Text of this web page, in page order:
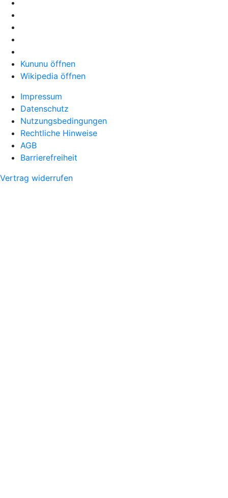
Kununu öffnen
Wikipedia öffnen
Impressum
Datenschutz
Nutzungsbedingungen
Rechtliche Hinweise
AGB
Barrierefreiheit
Vertrag widerrufen